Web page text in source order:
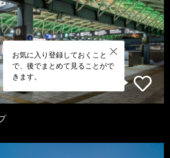
お気に入り登録しておくこと
で、後でまとめて見ることがで
きます。